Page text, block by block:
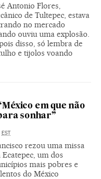
Antonio Flores,
de Tultepec, estava
no mercado
ouviu uma explosão.
disso, só lembra de
e tijolos voando
em que não
sonhar”
EST
rezou uma missa
Ecatepec, um dos
mais pobres e
do México